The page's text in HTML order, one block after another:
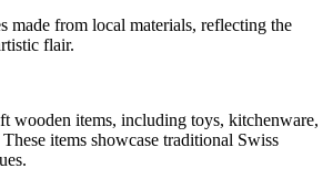
made from local materials, reflecting the
flair.
wooden items, including toys, kitchenware,
items showcase traditional Swiss